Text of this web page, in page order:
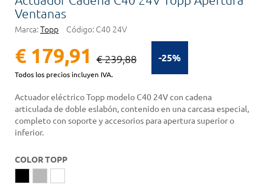
Ventanas
Marca:Topp Código: C40 24V
-25%
€ 179,91 € 239,88
Todos los precios incluyen IVA.
Actuador eléctrico Topp modelo C40 24V con cadena
articulada de doble eslabón, contenido en una carcasa especial,
completo con soporte y accesorios para apertura superior o
inferior.
COLOR TOPP